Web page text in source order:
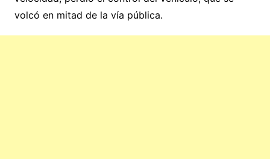
volcó en mitad de la vía pública.